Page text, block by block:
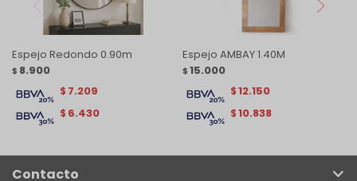
Espejo Redondo 0.90m
$ 8.900
$ 6.430
$ 7.209
Espejo AMBAY 1.40M
$ 15.000
$10.838
$12.150
Contacto